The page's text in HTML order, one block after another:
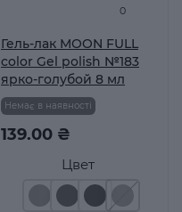
0
Гель-лак MOON FULL
color Gel polish №183
ярко-голубой 8 мл
Цвет
139.00 ₴
Немає в наявності